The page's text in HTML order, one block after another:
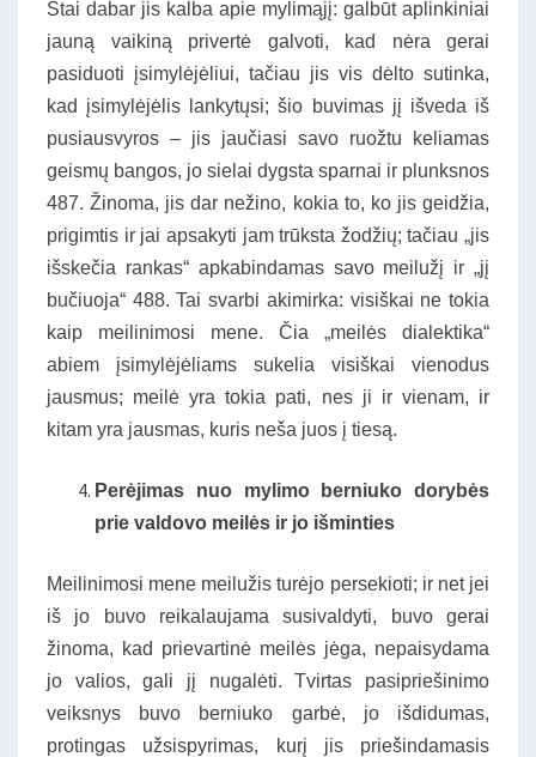
Štai dabar jis kalba apie mylimąjį: galbūt aplinkiniai
jauną vaikiną privertė galvoti, kad nėra gerai
pasiduoti įsimylėjėliui, tačiau jis vis dėlto sutinka,
kad įsimylėjėlis lankytųsi; šio buvimas jį išveda iš
pusiausvyros – jis jaučiasi savo ruožtu keliamas
geismų bangos, jo sielai dygsta sparnai ir plunksnos
487. Žinoma, jis dar nežino, kokia to, ko jis geidžia,
prigimtis ir jai apsakyti jam trūksta žodžių; tačiau „jis
išskečia rankas“ apkabindamas savo meilužį ir „jį
bučiuoja“ 488. Tai svarbi akimirka: visiškai ne tokia
kaip meilinimosi mene. Čia „meilės dialektika“
abiem įsimylėjėliams sukelia visiškai vienodus
jausmus; meilė yra tokia pati, nes ji ir vienam, ir
kitam yra jausmas, kuris neša juos į tiesą.
Perėjimas nuo mylimo berniuko dorybės
prie valdovo meilės ir jo išminties
Meilinimosi mene meilužis turėjo persekioti; ir net jei
iš jo buvo reikalaujama susivaldyti, buvo gerai
žinoma, kad prievartinė meilės jėga, nepaisydama
jo valios, gali jį nugalėti. Tvirtas pasipriešinimo
veiksnys buvo berniuko garbė, jo išdidumas,
protingas užsispyrimas, kurį jis priešindamasis